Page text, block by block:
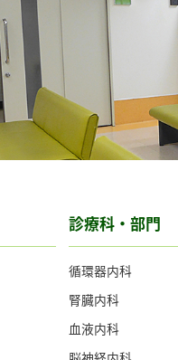
診療科・部門
循環器内科
腎臓内科
血液内科